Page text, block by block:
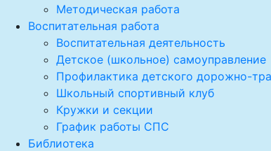
Методическая работа
Воспитательная работа
Воспитательная деятельность
Детское (школьное) самоуправление
Профилактика детского дорожно-
Школьный спортивный клуб
Кружки и секции
График работы СПС
Библиотека